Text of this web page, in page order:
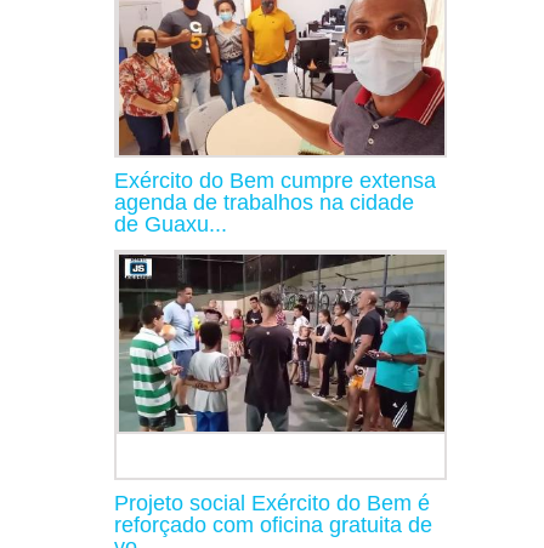
Exército do Bem cumpre extensa
agenda de trabalhos na cidade
de Guaxu...
Projeto social Exército do Bem é
reforçado com oficina gratuita de